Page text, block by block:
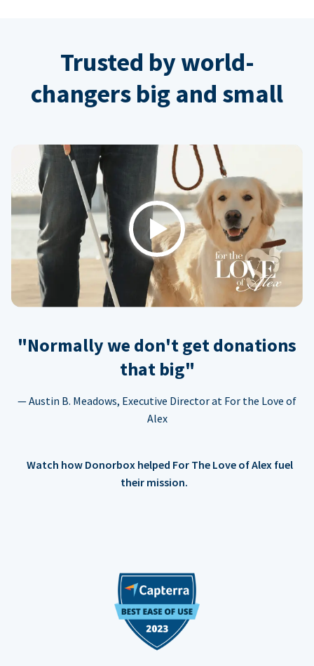
Trusted by world-
changers big and small
Play
"Normally we don't get donations
that big"
— Austin B. Meadows, Executive Director at For the Love of
Alex
Watch how Donorbox helped For The Love of Alex fuel
their mission.